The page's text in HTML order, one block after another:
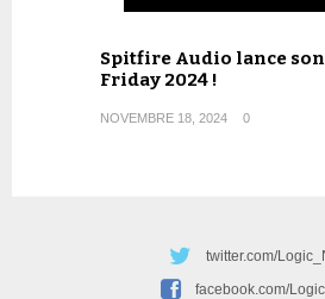
Spitfire Audio lance
Friday 2024 !
NOVEMBRE 18, 2024 0
twitter.com/
facebook.com/